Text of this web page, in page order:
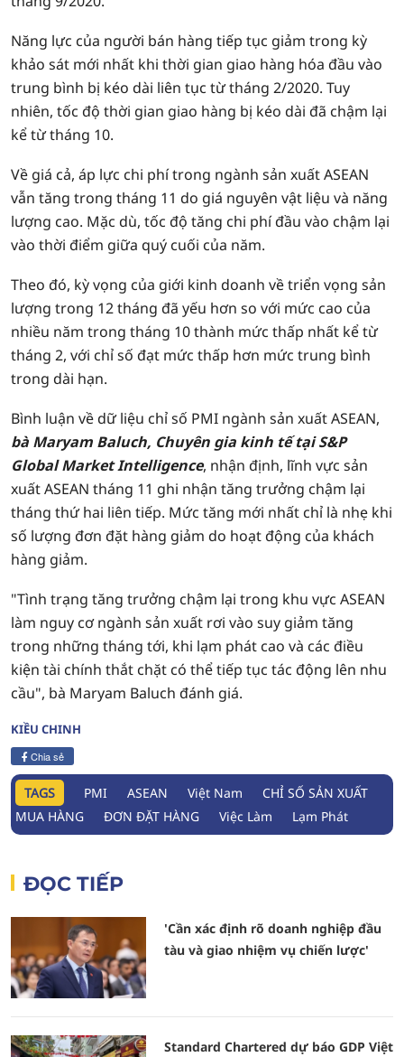
Năng lực của người bán hàng tiếp tục giảm trong kỳ
khảo sát mới nhất khi thời gian giao hàng hóa đầu vào
trung bình bị kéo dài liên tục từ tháng 2/2020. Tuy
nhiên, tốc độ thời gian giao hàng bị kéo dài đã chậm lại
kể từ tháng 10.
Về giá cả, áp lực chi phí trong ngành sản xuất ASEAN
vẫn tăng trong tháng 11 do giá nguyên vật liệu và năng
lượng cao. Mặc dù, tốc độ tăng chi phí đầu vào chậm lại
vào thời điểm giữa quý cuối của năm.
Theo đó, kỳ vọng của giới kinh doanh về triển vọng sản
lượng trong 12 tháng đã yếu hơn so với mức cao của
nhiều năm trong tháng 10 thành mức thấp nhất kể từ
tháng 2, với chỉ số đạt mức thấp hơn mức trung bình
trong dài hạn.
Bình luận về dữ liệu chỉ số PMI ngành sản xuất ASEAN,
bà Maryam Baluch, Chuyên gia kinh tế tại S&P
Global Market Intelligence, nhận định, lĩnh vực sản
xuất ASEAN tháng 11 ghi nhận tăng trưởng chậm lại
tháng thứ hai liên tiếp. Mức tăng mới nhất chỉ là nhẹ khi
số lượng đơn đặt hàng giảm do hoạt động của khách
hàng giảm.
"Tình trạng tăng trưởng chậm lại trong khu vực ASEAN
làm nguy cơ ngành sản xuất rơi vào suy giảm tăng
trong những tháng tới, khi lạm phát cao và các điều
kiện tài chính thắt chặt có thể tiếp tục tác động lên nhu
cầu", bà Maryam Baluch đánh giá.
KIỀU CHINH
Chia sẻ
TAGS PMI ASEAN Việt Nam
CHỈ SỐ SẢN XUẤT
MUA HÀNG
ĐƠN ĐẶT HÀNG Việc Làm Lạm Phát
ĐỌC TIẾP
'Cần xác định rõ doanh nghiệp đầu
tàu và giao nhiệm vụ chiến lược'
Standard Chartered dự báo GDP Việt